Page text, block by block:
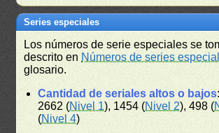
Series especiales
Los números de serie especiales se
descrito en Números de series
glosario.
Cantidad de seriales altos o bajos
2662 (Nivel 1), 1454 (Nivel 2), 498 (
(Nivel 4)